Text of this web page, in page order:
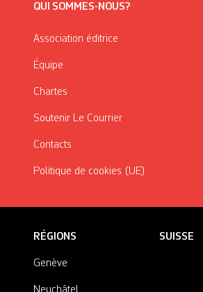
QUI SOMMES-NOUS?
Association éditrice
Équipe
Chartes
Soutenir Le Courrier
Contacts
Politique de cookies (UE)
RÉGIONS
Genève
SUISSE